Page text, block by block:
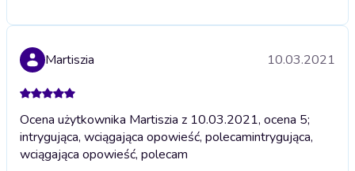
Martiszia 10.03.2021
Ocena użytkownika Martiszia z 10.03.2021, ocena 5;
intrygująca, wciągająca opowieść, polecamintrygująca,
wciągająca opowieść, polecam